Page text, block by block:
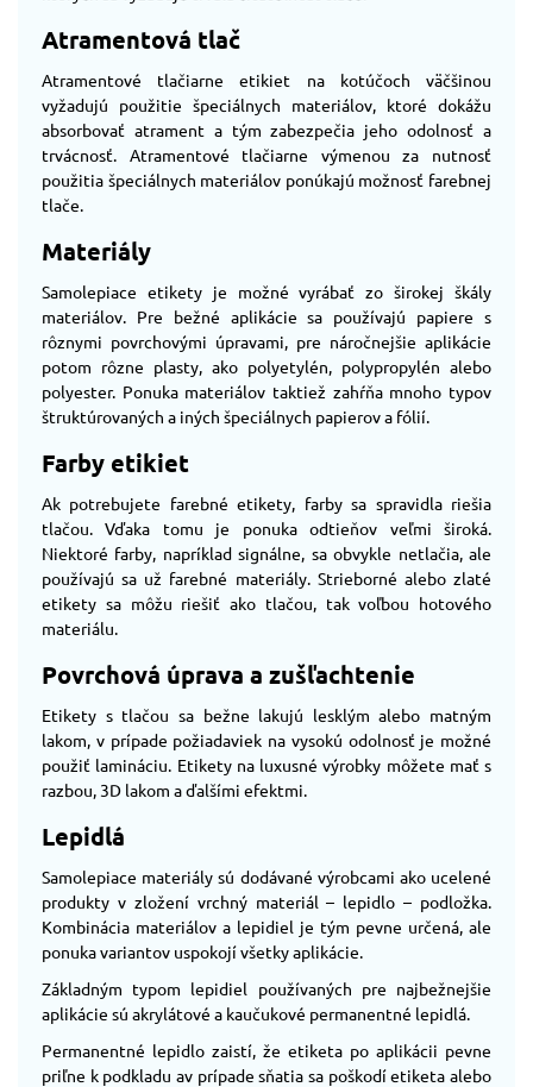
Atramentová tlač
Atramentové tlačiarne etikiet na kotúčoch väčšinou
vyžadujú použitie špeciálnych materiálov, ktoré dokážu
absorbovať atrament a tým zabezpečia jeho odolnosť a
trvácnosť. Atramentové tlačiarne výmenou za nutnosť
použitia špeciálnych materiálov ponúkajú možnosť farebnej
tlače.
Materiály
Samolepiace etikety je možné vyrábať zo širokej škály
materiálov. Pre bežné aplikácie sa používajú papiere s
rôznymi povrchovými úpravami, pre náročnejšie aplikácie
potom rôzne plasty, ako polyetylén, polypropylén alebo
polyester. Ponuka materiálov taktiež zahŕňa mnoho typov
štruktúrovaných a iných špeciálnych papierov a fólií.
Farby etikiet
Ak potrebujete farebné etikety, farby sa spravidla riešia
tlačou. Vďaka tomu je ponuka odtieňov veľmi široká.
Niektoré farby, napríklad signálne, sa obvykle netlačia, ale
používajú sa už farebné materiály. Strieborné alebo zlaté
etikety sa môžu riešiť ako tlačou, tak voľbou hotového
materiálu.
Povrchová úprava a zušľachtenie
Etikety s tlačou sa bežne lakujú lesklým alebo matným
lakom, v prípade požiadaviek na vysokú odolnosť je možné
použiť lamináciu. Etikety na luxusné výrobky môžete mať s
razbou, 3D lakom a ďalšími efektmi.
Lepidlá
Samolepiace materiály sú dodávané výrobcami ako ucelené
produkty v zložení vrchný materiál – lepidlo – podložka.
Kombinácia materiálov a lepidiel je tým pevne určená, ale
ponuka variantov uspokojí všetky aplikácie.
Základným typom lepidiel používaných pre najbežnejšie
aplikácie sú akrylátové a kaučukové permanentné lepidlá.
Permanentné lepidlo zaistí, že etiketa po aplikácii pevne
priľne k podkladu av prípade sňatia sa poškodí etiketa alebo